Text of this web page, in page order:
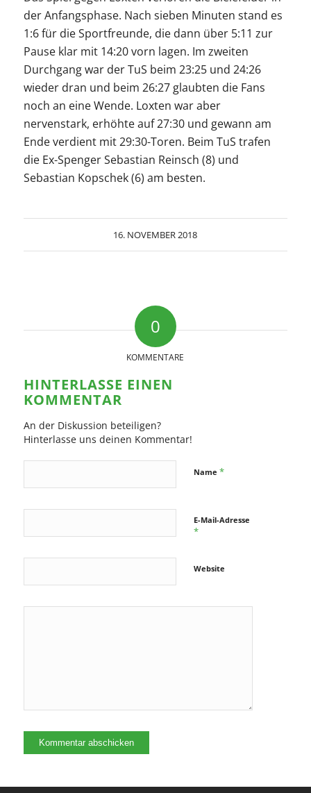
der Anfangsphase. Nach sieben Minuten stand es
1:6 für die Sportfreunde, die dann über 5:11 zur
Pause klar mit 14:20 vorn lagen. Im zweiten
Durchgang war der TuS beim 23:25 und 24:26
wieder dran und beim 26:27 glaubten die Fans
noch an eine Wende. Loxten war aber
nervenstark, erhöhte auf 27:30 und gewann am
Ende verdient mit 29:30-Toren. Beim TuS trafen
die Ex-Spenger Sebastian Reinsch (8) und
Sebastian Kopschek (6) am besten.
16. NOVEMBER 2018
0
KOMMENTARE
HINTERLASSE EINEN
KOMMENTAR
An der Diskussion beteiligen?
Hinterlasse uns deinen Kommentar!
Name *
E-Mail-Adresse
*
Website